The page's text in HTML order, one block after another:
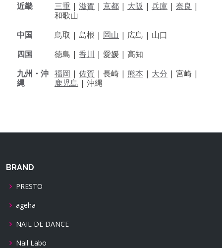
近畿
三重 | 滋賀 | 京都 | 大阪 | 兵庫 | 奈良 |
和歌山
中国
鳥取 | 島根 | 岡山 | 広島 | 山口
四国
徳島 | 香川 | 愛媛 | 高知
九州・沖
縄
福岡 | 佐賀 | 長崎 | 熊本 | 大分 | 宮崎 |
鹿児島 | 沖縄
BRAND
PRESTO
ageha
NAIL DE DANCE
Nail Labo